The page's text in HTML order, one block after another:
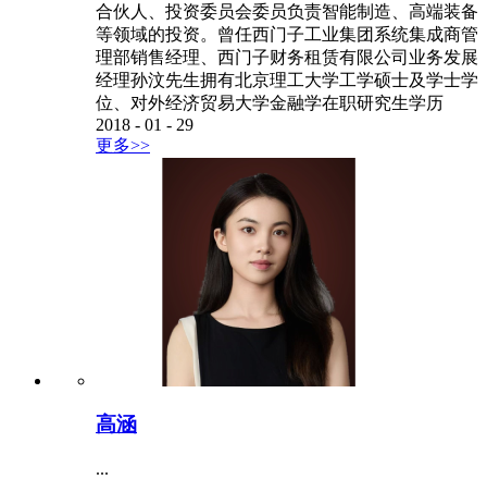
合伙人、投资委员会委员负责智能制造、高端装备
等领域的投资。曾任西门子工业集团系统集成商管
理部销售经理、西门子财务租赁有限公司业务发展
经理孙汶先生拥有北京理工大学工学硕士及学士学
位、对外经济贸易大学金融学在职研究生学历
2018 - 01 - 29
更多>>
高涵
...